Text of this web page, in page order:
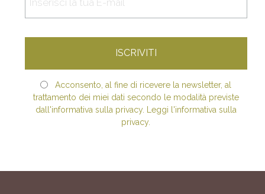
Acconsento, al fine di ricevere la newsletter, al
trattamento dei miei dati secondo le modalità previste
dall'informativa sulla privacy. Leggi l'informativa sulla
privacy.